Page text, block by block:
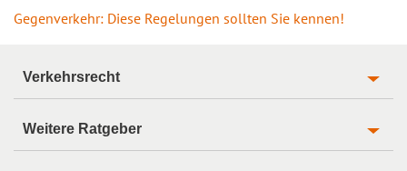
Gegenverkehr: Diese Regelungen sollten Sie kennen!
Verkehrsrecht
Weitere Ratgeber